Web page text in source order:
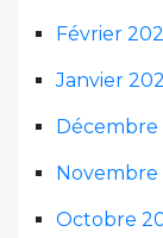
Février
Janvier
Décembre
Novembre
Octobre